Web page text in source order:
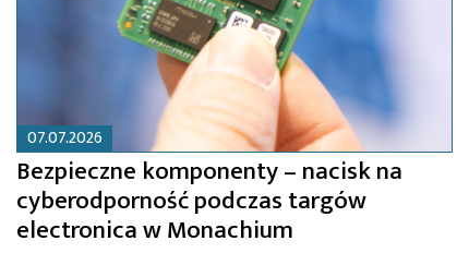
07.07.2026
Bezpieczne komponenty – nacisk na
cyberodporność podczas targów
electronica w Monachium